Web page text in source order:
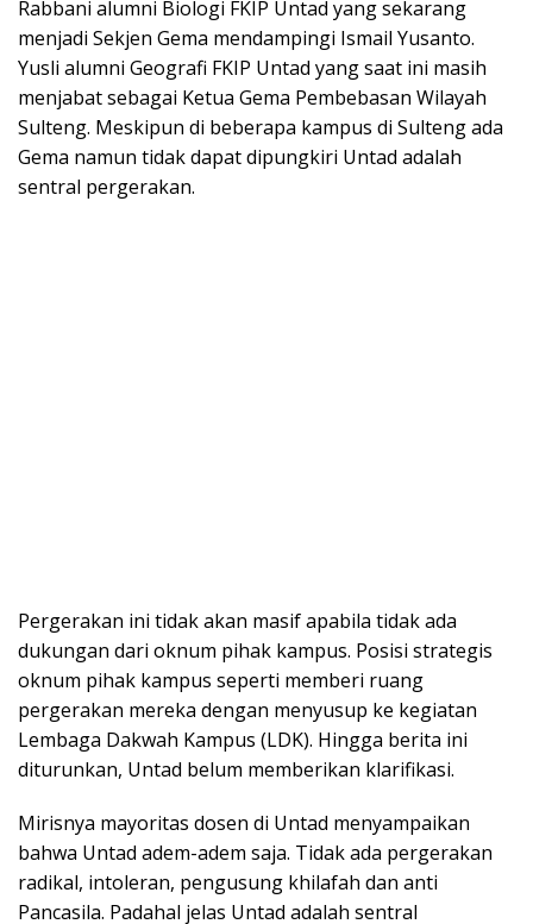
Rabbani alumni Biologi FKIP Untad yang sekarang
menjadi Sekjen Gema mendampingi Ismail Yusanto.
Yusli alumni Geografi FKIP Untad yang saat ini masih
menjabat sebagai Ketua Gema Pembebasan Wilayah
Sulteng. Meskipun di beberapa kampus di Sulteng ada
Gema namun tidak dapat dipungkiri Untad adalah
sentral pergerakan.
Pergerakan ini tidak akan masif apabila tidak ada
dukungan dari oknum pihak kampus. Posisi strategis
oknum pihak kampus seperti memberi ruang
pergerakan mereka dengan menyusup ke kegiatan
Lembaga Dakwah Kampus (LDK). Hingga berita ini
diturunkan, Untad belum memberikan klarifikasi.
Mirisnya mayoritas dosen di Untad menyampaikan
bahwa Untad adem-adem saja. Tidak ada pergerakan
radikal, intoleran, pengusung khilafah dan anti
Pancasila. Padahal jelas Untad adalah sentral